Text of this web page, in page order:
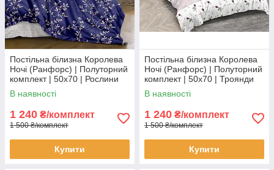
Постільна білизна Королева
Ночі (Ранфорс) | Полуторний
комплект | 50х70 | Рослини
на синьому
В наявності
1 240 ₴/комплект
1 500 ₴/комплект
Купити
Постільна білизна Королева
Ночі (Ранфорс) | Полуторний
комплект | 50х70 | Троянди
та орнамент на білому
В наявності
1 240 ₴/комплект
1 500 ₴/комплект
Купити